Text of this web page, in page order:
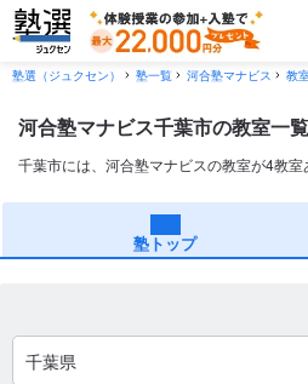
塾選（ジュクセン） 塾一覧 河合塾マナビス 教
河合塾マナビス千葉市の教室一
千葉市には、河合塾マナビスの教室が4教
塾トップ
千葉県